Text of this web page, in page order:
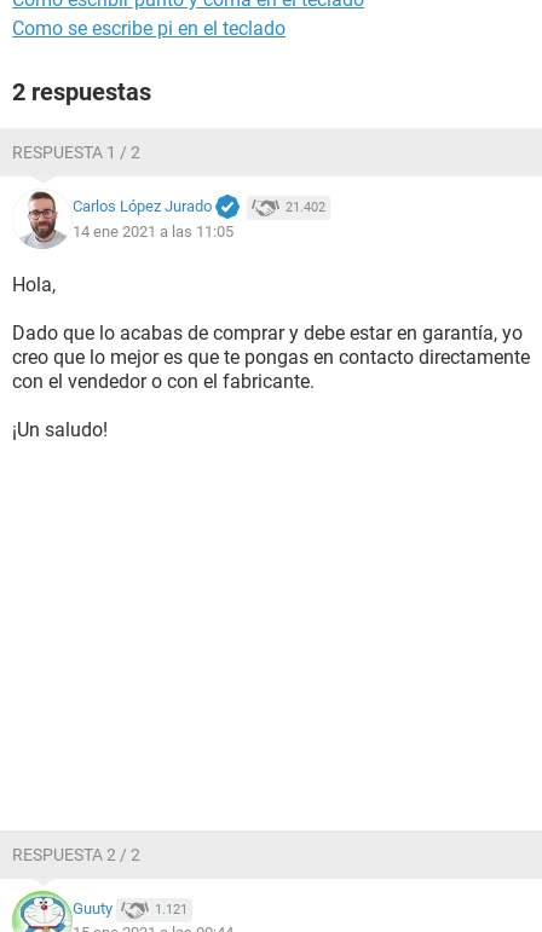
Como se escribe pi en el teclado
2 respuestas
RESPUESTA 1 / 2
Carlos López Jurado 21.402
14 ene 2021 a las 11:05
Hola,
Dado que lo acabas de comprar y debe estar en garantía, yo
creo que lo mejor es que te pongas en contacto directamente
con el vendedor o con el fabricante.
¡Un saludo!
RESPUESTA 2 / 2
Guuty 1.121